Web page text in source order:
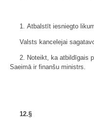
1. Atbalstīt iesniegto
Valsts kancelejai
2. Noteikt, ka atbildīgais
Saeimā ir finanšu ministrs.
12.§